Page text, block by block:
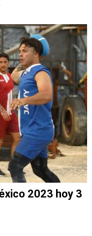
2023 hoy 3